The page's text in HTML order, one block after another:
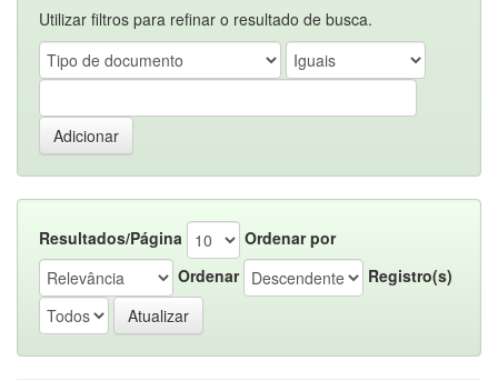
Utilizar filtros para refinar o resultado de busca.
Resultados/Página
Ordenar por
Ordenar
Registro(s)